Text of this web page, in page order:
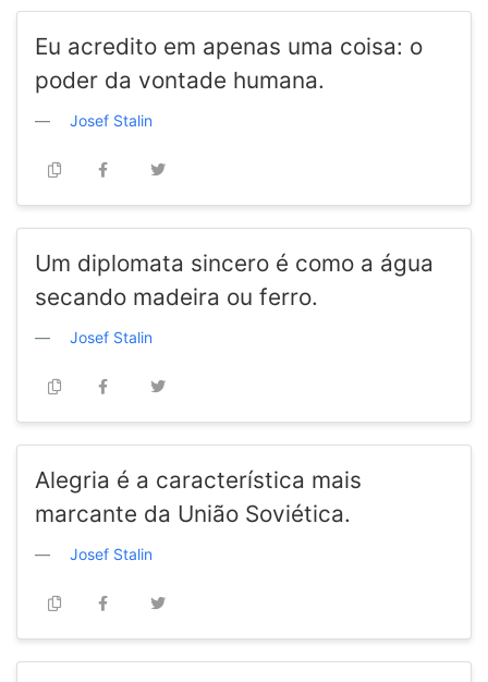
Eu acredito em apenas uma coisa: o
poder da vontade humana.
Josef Stalin
Um diplomata sincero é como a água
secando madeira ou ferro.
Josef Stalin
Alegria é a característica mais
marcante da União Soviética.
Josef Stalin